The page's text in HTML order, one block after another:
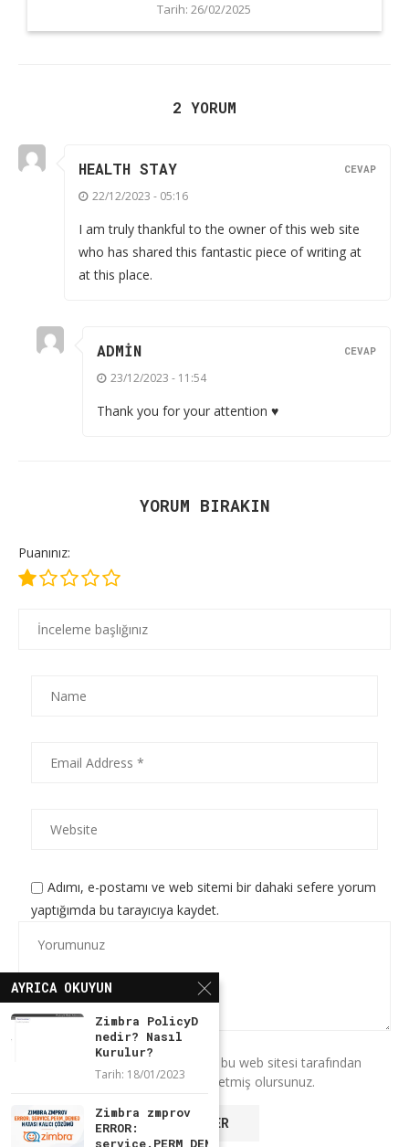
Tarih: 26/02/2025
2 YORUM
HEALTH STAY
22/12/2023 - 05:16
I am truly thankful to the owner of this web site
who has shared this fantastic piece of writing at
at this place.
CEVAP
ADMIN
23/12/2023 - 11:54
Thank you for your attention ♥️
CEVAP
YORUM BIRAKIN
Puanınız:
Adımı, e-postamı ve web sitemi bir dahaki sefere yorum
yaptığımda bu tarayıcıya kaydet.
* Bu formu kullanarak verilerinizin bu web sitesi tarafından
saklanmasını ve işlenmesini kabul etmiş olursunuz.
AYRICA OKUYUN
Zimbra PolicyD
nedir? Nasıl
Kurulur?
Tarih: 18/01/2023
Zimbra zmprov
ERROR:
service.PERM_DENIED